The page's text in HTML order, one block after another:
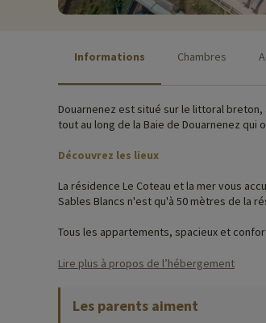
Informations Chambres
Douarnenez est situé sur le littoral
tout au long de la Baie de Douarnenez
Découvrez les lieux
La résidence Le Coteau et la mer vous accueille dans une grande maison bretonne les pieds dans l'eau ! La vue splendide sur l'océan vous donne envie d'y plonger ? Rien de plus facile, la plage des
Sables Blancs n'est qu'à 50 mètres de la
Tous les appartements, spacieux et
Pour des informations très précises sur
Lire plus à propos de l’hébergement
Les parents aiment